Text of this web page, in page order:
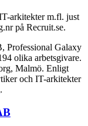
arkitekter m.fl. just
på Recruit.se.
Professional Galaxy
olika arbetsgivare.
Malmö. Enligt
och IT-arkitekter
.